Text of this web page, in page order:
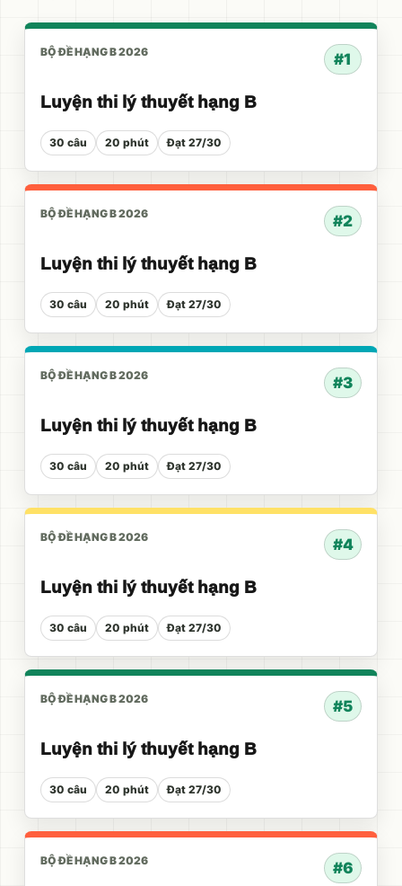
BỘ ĐỀ HẠNG B 2026 #1
Luyện thi lý thuyết hạng B
30 câu 20 phút Đạt 27/30
BỘ ĐỀ HẠNG B 2026 #2
Luyện thi lý thuyết hạng B
30 câu 20 phút Đạt 27/30
BỘ ĐỀ HẠNG B 2026 #3
Luyện thi lý thuyết hạng B
30 câu 20 phút Đạt 27/30
BỘ ĐỀ HẠNG B 2026 #4
Luyện thi lý thuyết hạng B
30 câu 20 phút Đạt 27/30
BỘ ĐỀ HẠNG B 2026 #5
Luyện thi lý thuyết hạng B
30 câu 20 phút Đạt 27/30
BỘ ĐỀ HẠNG B 2026 #6